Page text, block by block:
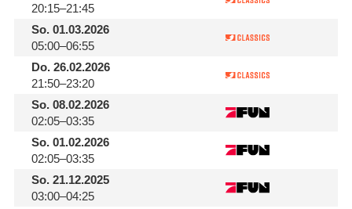
20:15–21:45
So.01.03.2026
05:00–06:55
Do.26.02.2026
21:50–23:20
So.08.02.2026
02:05–03:35
So.01.02.2026
02:05–03:35
So.21.12.2025
03:00–04:25